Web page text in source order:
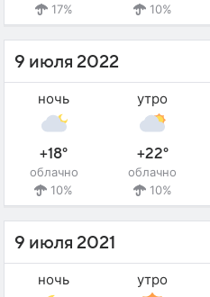
17%
10%
9 июля 2022
ночь
+18°
облачно
10%
утро
+22°
облачно
10%
9 июля 2021
ночь утро